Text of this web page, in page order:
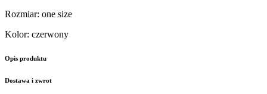
Rozmiar: one size
Kolor: czerwony
Opis produktu
Dostawa i zwrot